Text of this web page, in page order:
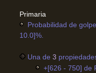
Primaria
Probabilidad de
10.0]%.
Una de 3
+[626 - 750] de